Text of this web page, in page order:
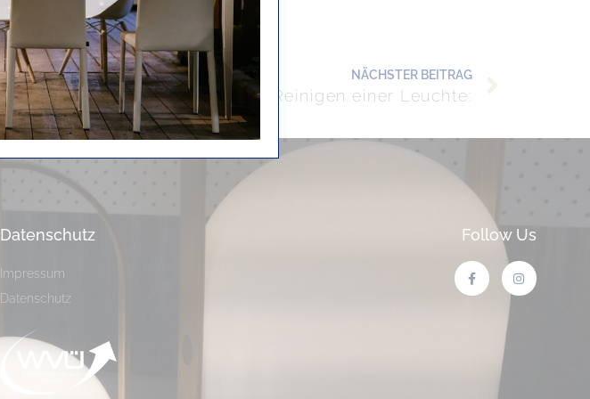
NÄCHSTER BEITRAG
Unsere Top 6 Gründe für das Reinigen einer Leuchte:
Datenschutz
Impressum
Datenschutz
Follow Us